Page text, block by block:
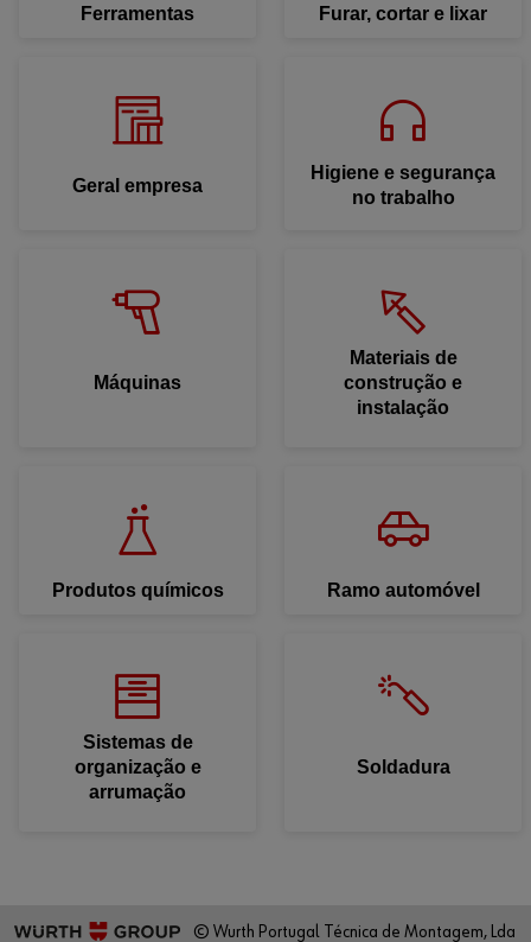
Ferramentas Furar, cortar e lixar
Geral empresa
Higiene e segurança
no trabalho
Máquinas
Materiais de
construção e
instalação
Produtos químicos Ramo automóvel
Sistemas de
organização e
arrumação
Soldadura
© Wurth Portugal Técnica de Montagem, Lda